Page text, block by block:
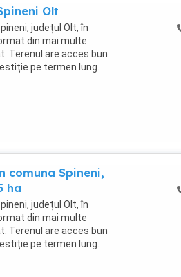
Olt
județul Olt, în
din mai multe
Terenul are acces bun
pe termen lung.
comuna Spineni,
ha
județul Olt, în
din mai multe
Terenul are acces bun
pe termen lung.